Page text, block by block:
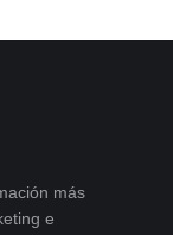
más
e